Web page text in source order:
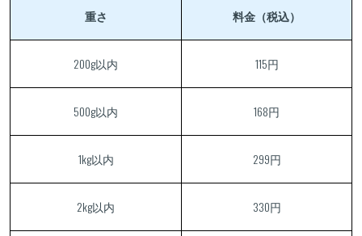
重さ 料金（税込）
200g以内 115円
500g以内 168円
1kg以内 299円
2kg以内 330円